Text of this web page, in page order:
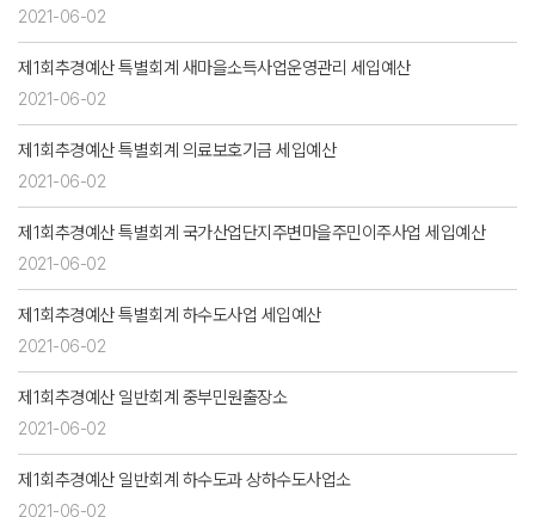
2021-06-02
제1회추경예산 특별회계 새마을소득사업운영관리 세입예산
2021-06-02
제1회추경예산 특별회계 의료보호기금 세입예산
2021-06-02
제1회추경예산 특별회계 국가산업단지주변마을주민이주사업 세입예산
2021-06-02
제1회추경예산 특별회계 하수도사업 세입예산
2021-06-02
제1회추경예산 일반회계 중부민원출장소
2021-06-02
제1회추경예산 일반회계 하수도과 상하수도사업소
2021-06-02